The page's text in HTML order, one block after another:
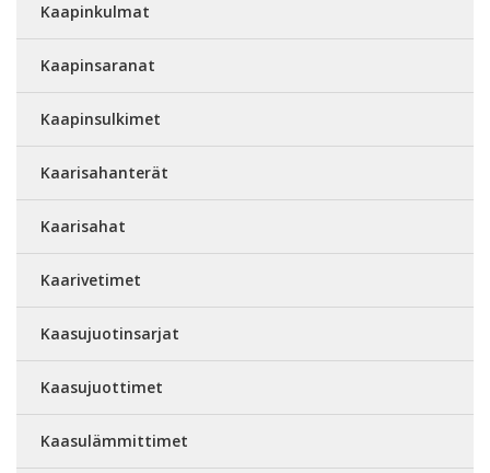
Kaapinkulmat
Kaapinsaranat
Kaapinsulkimet
Kaarisahanterät
Kaarisahat
Kaarivetimet
Kaasujuotinsarjat
Kaasujuottimet
Kaasulämmittimet